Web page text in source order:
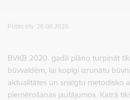
Publicēts: 26.08.2020.
BVKB 2020. gadā plāno turpināt
būvvaldēm, lai kopīgi izrunātu
aktualitātes un sniegtu metodisko
piemērošanas jautājumos. Katrā